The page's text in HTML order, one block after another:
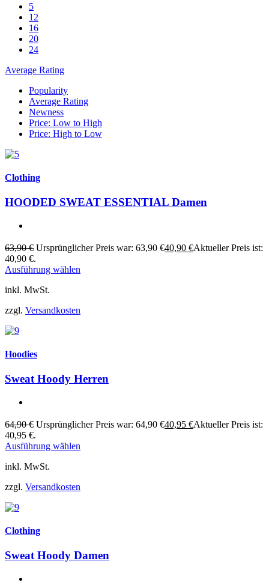
5
12
16
20
24
Average Rating
Popularity
Average Rating
Newness
Price: Low to High
Price: High to Low
Clothing
HOODED SWEAT ESSENTIAL Damen
63,90€ Ursprünglicher Preis war: 63,90 €40,90 €Aktueller Preis ist:
40,90 €.
Ausführung wählen
inkl. MwSt.
zzgl. Versandkosten
Hoodies
Sweat Hoody Herren
64,90€ Ursprünglicher Preis war: 64,90 €40,95 €Aktueller Preis ist:
40,95 €.
Ausführung wählen
inkl. MwSt.
zzgl. Versandkosten
Clothing
Sweat Hoody Damen